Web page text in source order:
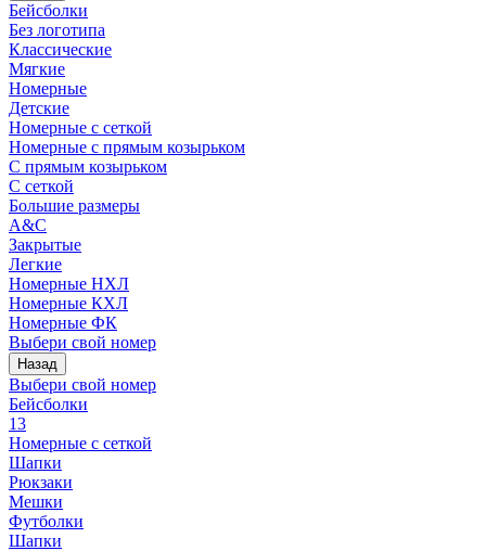
Бейсболки
Без логотипа
Классические
Мягкие
Номерные
Детские
Номерные с сеткой
Номерные с прямым козырьком
С прямым козырьком
С сеткой
Большие размеры
A&C
Закрытые
Легкие
Номерные НХЛ
Номерные КХЛ
Номерные ФК
Выбери свой номер
Назад
Выбери свой номер
Бейсболки
13
Номерные с сеткой
Шапки
Рюкзаки
Мешки
Футболки
Шапки